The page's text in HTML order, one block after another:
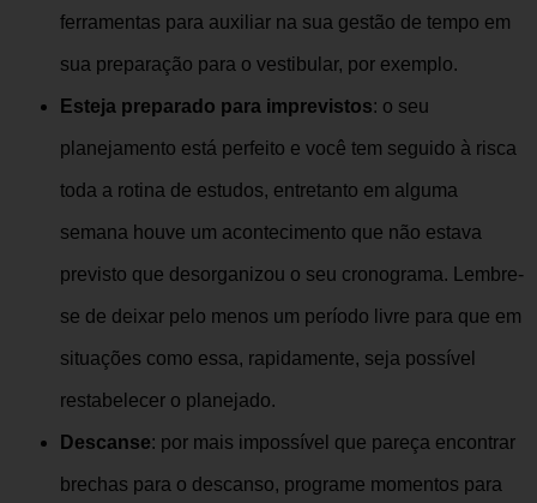
ferramentas para auxiliar na sua gestão de tempo em
sua preparação para o vestibular, por exemplo.
Esteja preparado para imprevistos: o seu
planejamento está perfeito e você tem seguido à risca
toda a rotina de estudos, entretanto em alguma
semana houve um acontecimento que não estava
previsto que desorganizou o seu cronograma. Lembre-
se de deixar pelo menos um período livre para que em
situações como essa, rapidamente, seja possível
restabelecer o planejado.
Descanse: por mais impossível que pareça encontrar
brechas para o descanso, programe momentos para